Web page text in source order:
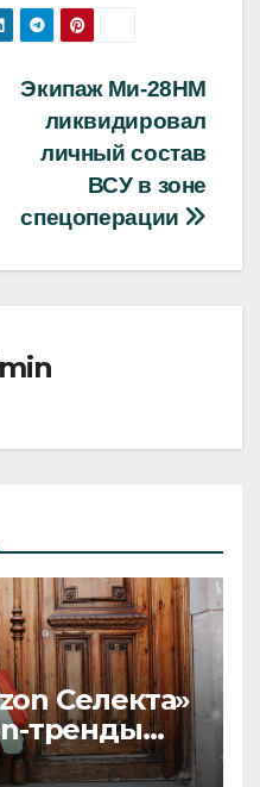
Экипаж Ми-28НМ
ликвидировал
личный состав
ВСУ в зоне
спецоперации
Селекта»
тренды